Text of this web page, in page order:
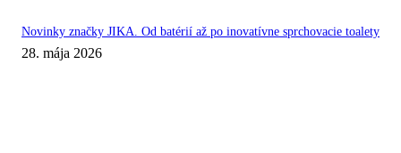
Novinky značky JIKA. Od batérií až po inovatívne sprchovacie toalety
28. mája 2026